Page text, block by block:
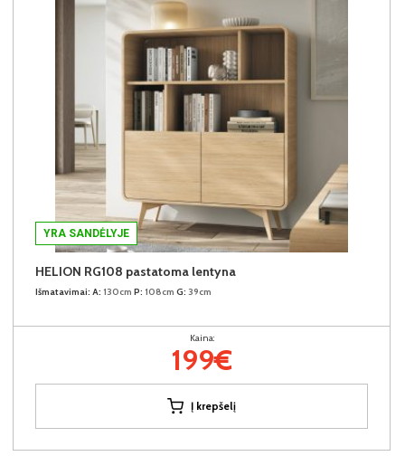
YRA SANDĖLYJE
HELION RG108 pastatoma lentyna
Išmatavimai: A: 130cm P: 108cm G: 39cm
Kaina:
199€
Į krepšelį